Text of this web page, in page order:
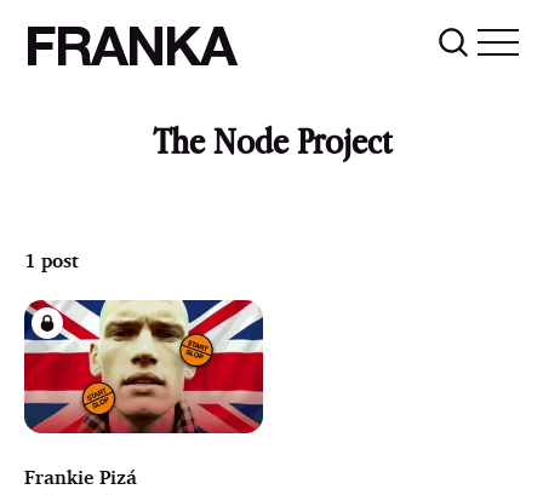
FRANKA
The Node Project
1 post
Frankie Pizá